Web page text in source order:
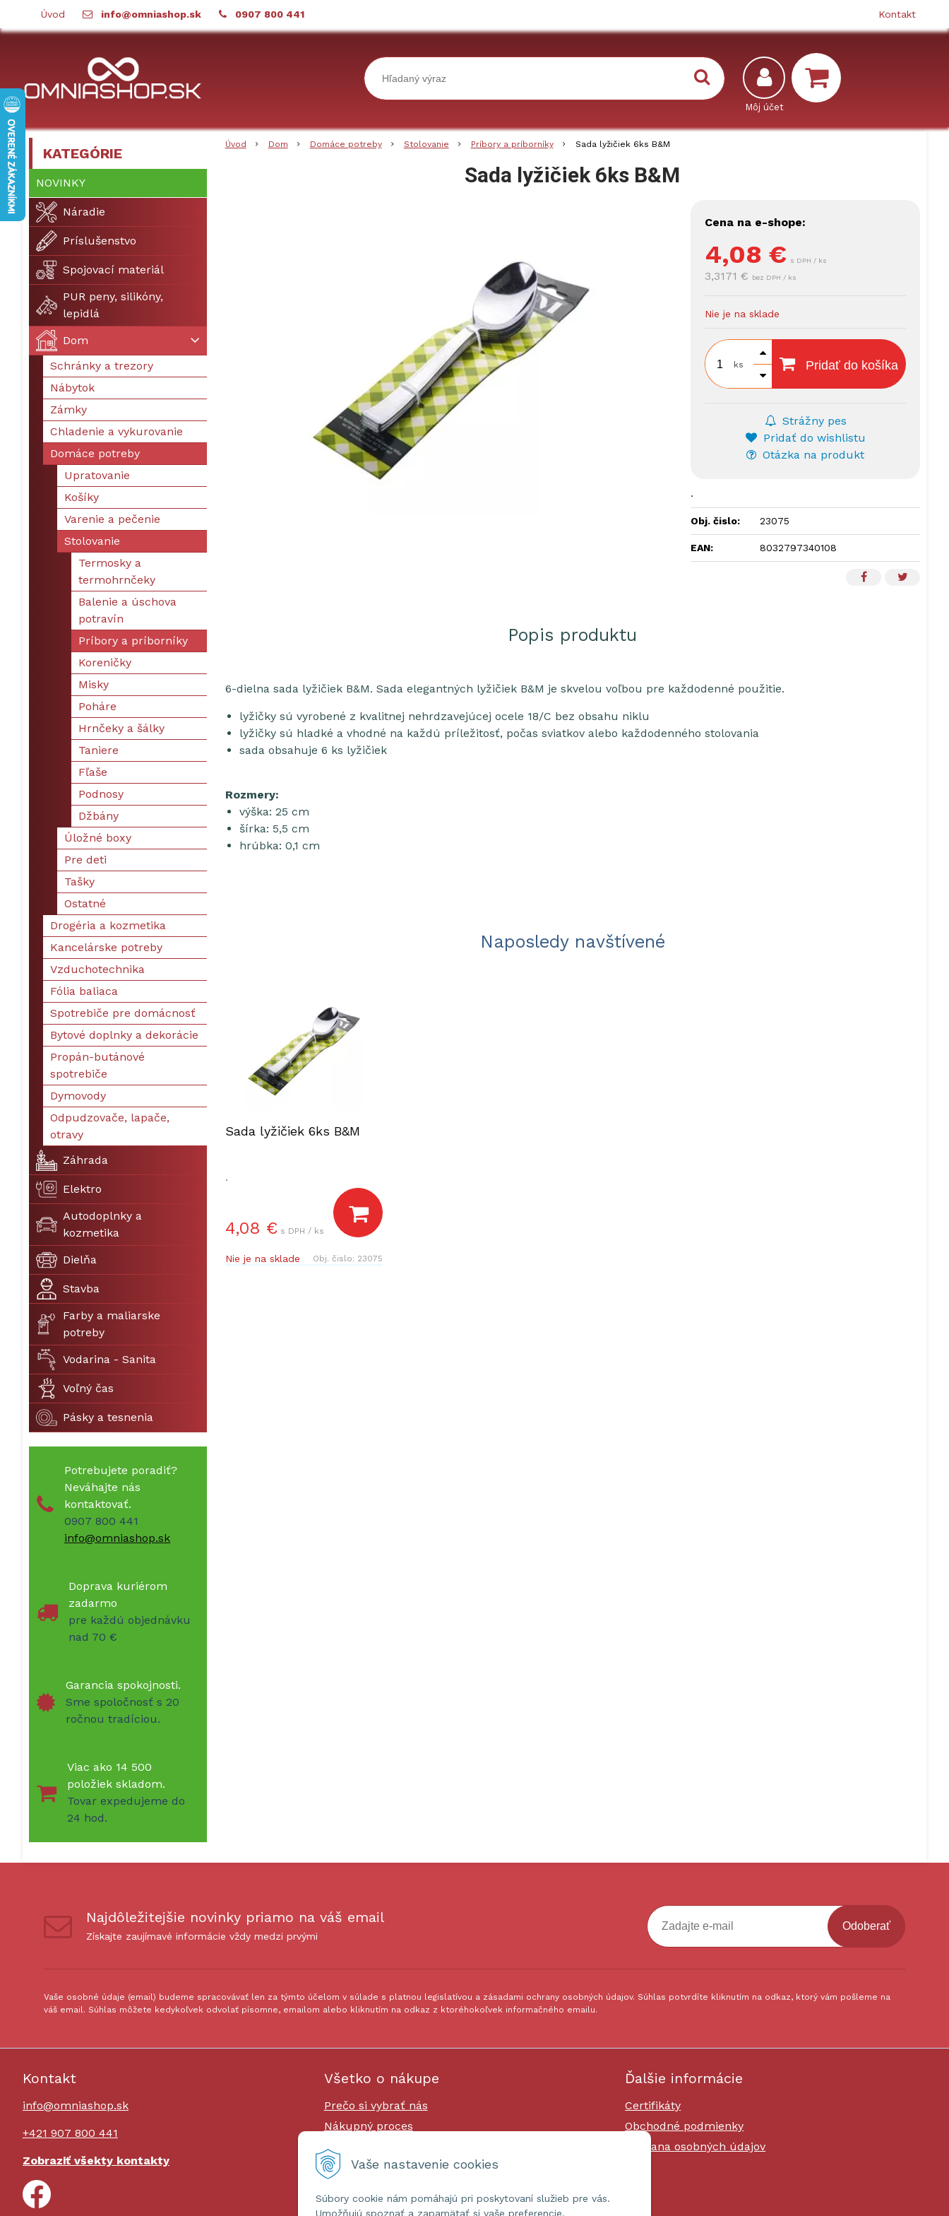
Vaše nastavenie cookies
Súbory cookie nám pomáhajú pri poskytovaní služieb pre vás.
Umožňujú spoznať a zapamätať si vaše preferencie.
Úvod info@omniashop.sk 0907 800 441 Kontakt
Úvod Dom Domáce potreby Stolovanie Príbory a príborníky Sada lyžičiek 6ks B&M
Sada lyžičiek 6ks B&M
Cena na e-shope:
4,08 € s DPH / ks
3,3171 € bez DPH / ks
Nie je na sklade
ks Pridať do košíka
Strážny pes
Pridať do wishlistu
Otázka na produkt
.
Obj. čislo: 23075
EAN: 8032797340108
Popis produktu
6-dielna sada lyžičiek B&M. Sada elegantných lyžičiek B&M je skvelou voľbou pre každodenné použitie.
lyžičky sú vyrobené z kvalitnej nehrdzavejúcej ocele 18/C bez obsahu niklu
lyžičky sú hladké a vhodné na každú príležitosť, počas sviatkov alebo každodenného stolovania
sada obsahuje 6 ks lyžičiek
Rozmery:
výška: 25 cm
šírka: 5,5 cm
hrúbka: 0,1 cm
Naposledy navštívené
Sada lyžičiek 6ks B&M
.
4,08 € s DPH / ks
Nie je na sklade Obj. čislo: 23075
KATEGÓRIE
NOVINKY
Náradie
Príslušenstvo
Spojovací materiál
PUR peny, silikóny,
lepidlá
Dom
Schránky a trezory
Nábytok
Zámky
Chladenie a vykurovanie
Domáce potreby
Upratovanie
Košíky
Varenie a pečenie
Stolovanie
Termosky a
termohrnčeky
Balenie a úschova
potravín
Príbory a príborníky
Koreničky
Misky
Poháre
Hrnčeky a šálky
Taniere
Fľaše
Podnosy
Džbány
Úložné boxy
Pre deti
Tašky
Ostatné
Drogéria a kozmetika
Kancelárske potreby
Vzduchotechnika
Fólia baliaca
Spotrebiče pre domácnosť
Bytové doplnky a dekorácie
Propán-butánové
spotrebiče
Dymovody
Odpudzovače, lapače,
otravy
Záhrada
Elektro
Autodoplnky a
kozmetika
Dielňa
Stavba
Farby a maliarske
potreby
Vodarina - Sanita
Voľný čas
Pásky a tesnenia
Potrebujete poradiť?
Neváhajte nás
kontaktovať.
0907 800 441
info@omniashop.sk
Doprava kuriérom
zadarmo
pre každú objednávku
nad 70 €
Garancia spokojnosti.
Sme spoločnosť s 20
ročnou tradíciou.
Viac ako 14 500
položiek skladom.
Tovar expedujeme do
24 hod.
Najdôležitejšie novinky priamo na váš email
Získajte zaujímavé informácie vždy medzi prvými
Odoberať
Vaše osobné údaje (email) budeme spracovávať len za týmto účelom v súlade s platnou legislatívou a zásadami ochrany osobných údajov. Súhlas potvrdíte kliknutím na odkaz, ktorý vám pošleme na
váš email. Súhlas môžete kedykoľvek odvolať písomne, emailom alebo kliknutím na odkaz z ktoréhokoľvek informačného emailu.
Kontakt
info@omniashop.sk
+421 907 800 441
Zobraziť všekty kontakty
Všetko o nákupe
Prečo si vybrať nás
Nákupný proces
Platby a doprava
Reklamačný poriadok
Ďalšie informácie
Certifikáty
Obchodné podmienky
Ochrana osobných údajov